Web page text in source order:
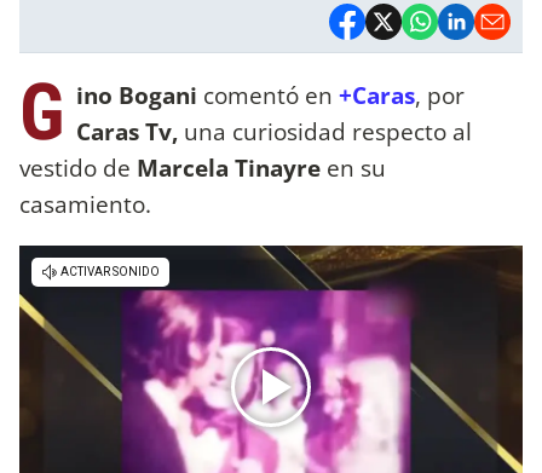
G ino Bogani comentó en +Caras, por
Caras Tv, una curiosidad respecto al
vestido de Marcela Tinayre en su
casamiento.